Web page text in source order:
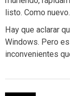
listo. Como nuevo.
Hay que aclarar
Windows. Pero
inconvenientes